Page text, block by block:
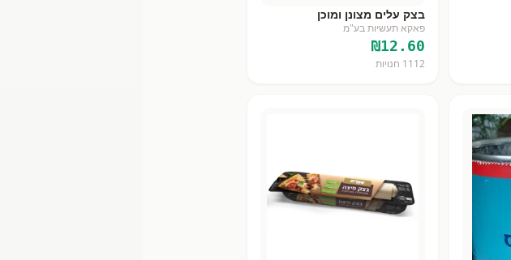
בצק עלים מצונן ומוכן
פאקא תעשיות בע"מ
₪12.60
1112 חנויות